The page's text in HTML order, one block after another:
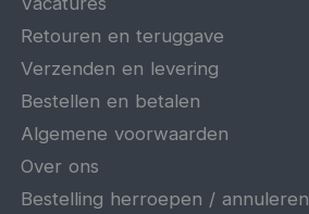
Retouren en teruggave
Verzenden en levering
Bestellen en betalen
Algemene voorwaarden
Over ons
Bestelling herroepen / annuleren